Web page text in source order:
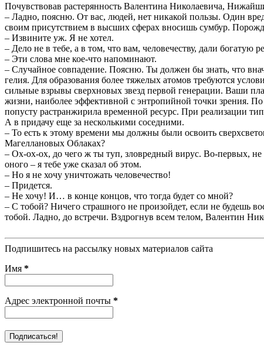
Почувствовав растерянность Валентина Николаевича,
– Ладно, поясню. От вас, людей, нет никакой пользы. Один
своим присутствием в высших сферах вносишь сумбур.
– Извините уж. Я не хотел.
– Дело не в тебе, а в том, что вам, человечеству, дали
– Эти слова мне кое-что напоминают.
– Случайное совпадение. Поясню. Ты должен бы знать, что
гелия. Для образования более тяжелых атомов требуются
сильные взрывы сверхновых звезд первой генерации. Ваши
жизни, наиболее эффективной с энтропийной точки зрения.
попусту растранжирила временной ресурс. При реализации
А в придачу еще за несколькими соседними.
– То есть к этому времени мы должны были освоить
Магеллановых Облаках?
– Ох-ох-ох, до чего ж ты туп, зловредный вирус. Во-первых,
оного – я тебе уже сказал об этом.
– Но я не хочу уничтожать человечество!
– Придется.
– Не хочу! И… в конце концов, что тогда будет со мной?
– С тобой? Ничего страшного не произойдет, если не будешь
тобой. Ладно, до встречи. Вздрогнув всем телом, Валентин
Подпишитесь на рассылку новых материалов сайта
Имя *
Адрес электронной почты *